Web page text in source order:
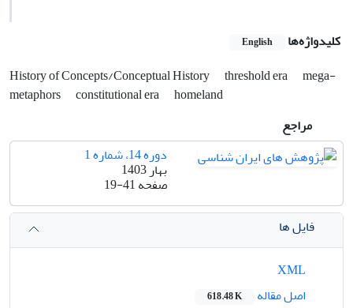
کلیدواژه‌ها English
History of Concepts/Conceptual History threshold era
mega-
metaphors
constitutional era
homeland
مراجع
دوره 14، شماره 1
بهار 1403
صفحه19-41
فایل ها
اصل مقاله
618.48 K